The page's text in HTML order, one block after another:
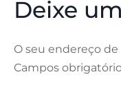
Deixe
O seu endereço
Campos